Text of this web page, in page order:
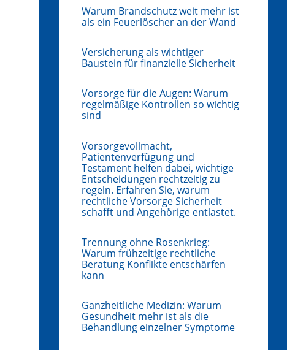
Warum Brandschutz weit mehr ist
als ein Feuerlöscher an der Wand
Versicherung als wichtiger
Baustein für finanzielle Sicherheit
Vorsorge für die Augen: Warum
regelmäßige Kontrollen so wichtig
sind
Vorsorgevollmacht,
Patientenverfügung und
Testament helfen dabei, wichtige
Entscheidungen rechtzeitig zu
regeln. Erfahren Sie, warum
rechtliche Vorsorge Sicherheit
schafft und Angehörige entlastet.
Trennung ohne Rosenkrieg:
Warum frühzeitige rechtliche
Beratung Konflikte entschärfen
kann
Ganzheitliche Medizin: Warum
Gesundheit mehr ist als die
Behandlung einzelner Symptome